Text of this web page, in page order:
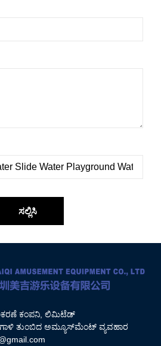
ಸಲ್ಲಿಸಿ
ಕಂಪನಿ, ಲಿಮಿಟೆಡ್
ಗಾಳಿ ತುಂಬಿದ ಅಮ್ಯೂಸ್‌ಮೆಂಟ್ ವ್ಯವಹಾರ